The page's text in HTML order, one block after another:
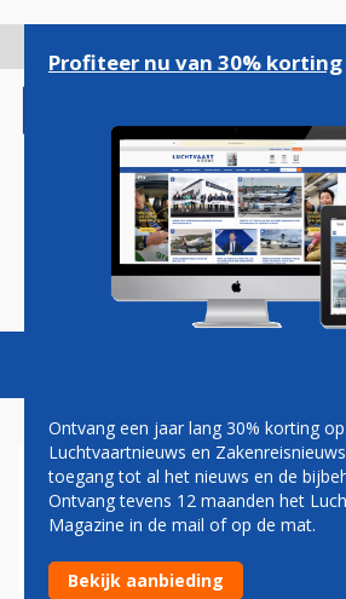
gaan
Magazine Podcasts
KLM: FREQUENT
MILES LANGER
DOOR CORONAVIRUS
Profiteer nu van 30% korting
Ontvang een jaar lang 30% korting
Luchtvaartnieuws en
toegang tot al het nieuws en de
Ontvang tevens 12 maanden het
Magazine in de mail of op de mat.
Bekijk aanbieding